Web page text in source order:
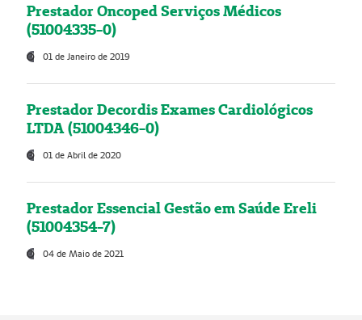
Prestador Oncoped Serviços Médicos
(51004335-0)
01 de Janeiro de 2019
Prestador Decordis Exames Cardiológicos
LTDA (51004346-0)
01 de Abril de 2020
Prestador Essencial Gestão em Saúde Ereli
(51004354-7)
04 de Maio de 2021